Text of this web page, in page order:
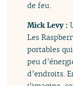
de feu.
Mick Levy :
Les
portables
peu
d’endroits.